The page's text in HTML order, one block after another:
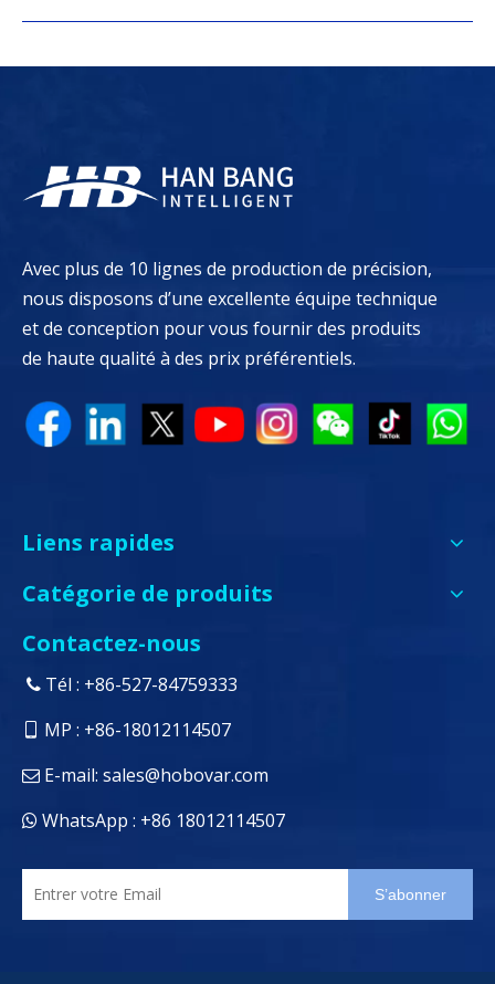
Avec plus de 10 lignes de production de précision,
nous disposons d’une excellente équipe technique
et de conception pour vous fournir des produits
de haute qualité à des prix préférentiels.
Liens rapides
Catégorie de produits
Contactez-nous
 Tél : +86-527-84759333
 MP : +86-18012114507
 E-mail: sales@hobovar.com
 WhatsApp : +86 18012114507
S’abonner